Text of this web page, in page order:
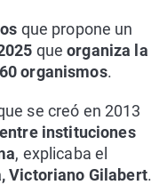
que propone un
queorganiza la
organismos.
se creó en 2013
instituciones
, explicaba el
Victoriano Gilabert.